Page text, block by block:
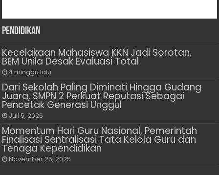
Pendidikan
Kecelakaan Mahasiswa KKN Jadi Sorotan,
BEM Unila Desak Evaluasi Total
4 minggu lalu
Dari Sekolah Paling Diminati Hingga Gudang
Juara, SMPN 2 Perkuat Reputasi Sebagai
Pencetak Generasi Unggul
Juli 5, 2026
Momentum Hari Guru Nasional, Pemerintah
Finalisasi Sentralisasi Tata Kelola Guru dan
Tenaga Kependidikan
November 25, 2025